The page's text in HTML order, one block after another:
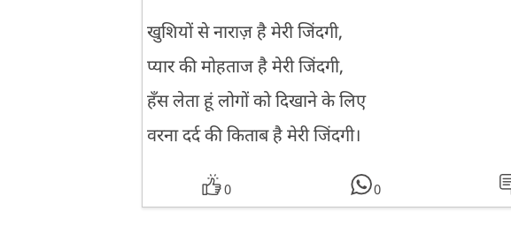
खुशियों से नाराज़ है मेरी जिंदगी,
प्यार की मोहताज है मेरी जिंदगी,
हँस लेता हूं लोगों को दिखाने के लिए
वरना दर्द की किताब है मेरी जिंदगी।
0 0